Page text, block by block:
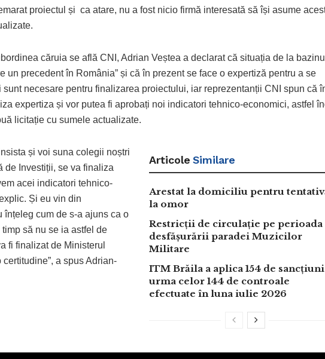
proiectul și ca atare, nu a fost nicio firmă interesată să își asume
căruia se află CNI, Adrian Veștea a declarat că situația de la bazinul
un precedent în România” și că în prezent se face o expertiză pentru a se
necesare pentru finalizarea proiectului, iar reprezentanții CNI spun că
expertiza și vor putea fi aprobați noi indicatori tehnico-economici, astfel
licitație cu sumele actualizate.
Articole Similare
Arestat la domiciliu pentru
la omor
Restricții de circulație pe perioada
desfășurării paradei Muzicilor
Militare
ITM Brăila a aplica 154 de
urma celor 144 de controale
efectuate în luna iulie 2026
și voi suna colegii noștri
de Investiții, se va finaliza
acei indicatori tehnico-
Și eu vin din
înțeleg cum de s-a ajuns ca o
să nu se ia astfel de
fi finalizat de Ministerul
a spus Adrian-